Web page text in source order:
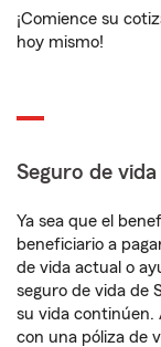
¡Comience su
hoy mismo!
Seguro de vida
Ya sea que el
beneficiario a
de vida actual o
seguro de vida de
su vida continúen.
con una póliza de